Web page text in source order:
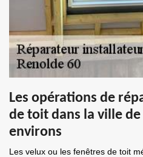
Les opérations de
de toit dans la ville
environs
Les velux ou les fenêtres de toit